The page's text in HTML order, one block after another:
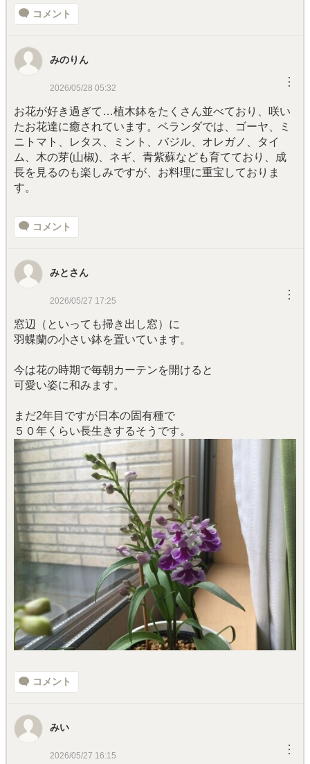
コメント
みのりん
2026/05/28 05:32 ︙
お花が好き過ぎて…植木鉢をたくさん並べており、咲い
たお花達に癒されています。ベランダでは、ゴーヤ、ミ
ニトマト、レタス、ミント、バジル、オレガノ、タイ
ム、木の芽(山椒)、ネギ、青紫蘇なども育てており、成
長を見るのも楽しみですが、お料理に重宝しておりま
す。
コメント
みとさん
2026/05/27 17:25 ︙
窓辺（といっても掃き出し窓）に
羽蝶蘭の小さい鉢を置いています。
今は花の時期で毎朝カーテンを開けると
可愛い姿に和みます。
まだ2年目ですが日本の固有種で
５０年くらい長生きするそうです。
コメント
みい
2026/05/27 16:15 ︙